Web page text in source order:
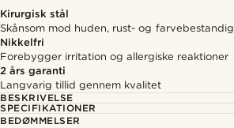
Kirurgisk stål
Skånsom mod huden, rust- og farvebestandig
Nikkelfri
Forebygger irritation og allergiske reaktioner
2 års garanti
Langvarig tillid gennem kvalitet
BESKRIVELSE
SPECIFIKATIONER
BEDØMMELSER